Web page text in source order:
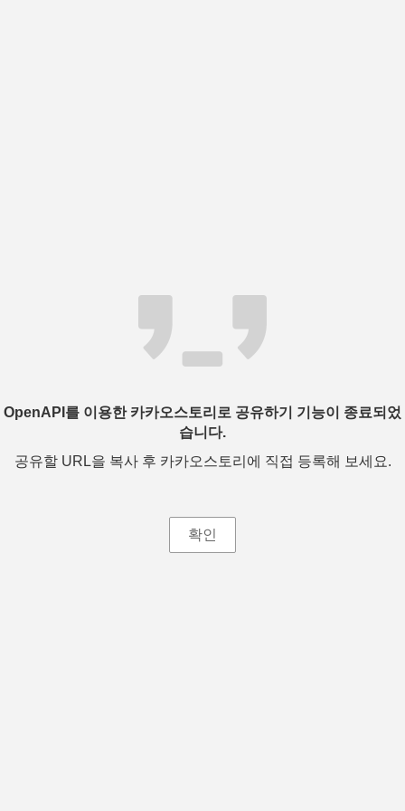
OpenAPI를 이용한 카카오스토리로 공유하기 기능이 종료되었
습니다.
공유할 URL을 복사 후 카카오스토리에 직접 등록해 보세요.
확인